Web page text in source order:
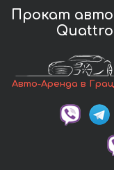
Прокат авто
Авто-Аренда в